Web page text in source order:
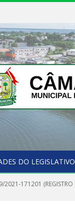
DO LEGISLATIVO
2021-171201